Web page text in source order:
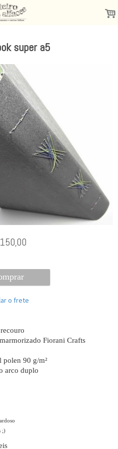
.
super a5
150,00
o frete
Fiorani Crafts
polen 90 g/m²
arco duplo
;)